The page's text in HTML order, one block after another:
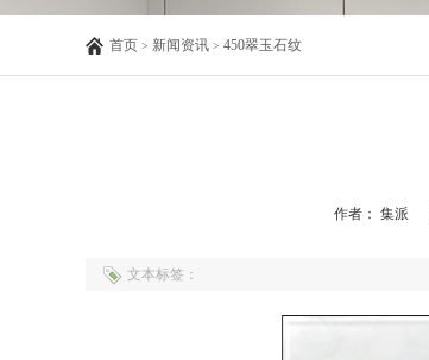
首页 > 新闻资讯 > 450翠玉石纹
作者： 集派
文本标签：